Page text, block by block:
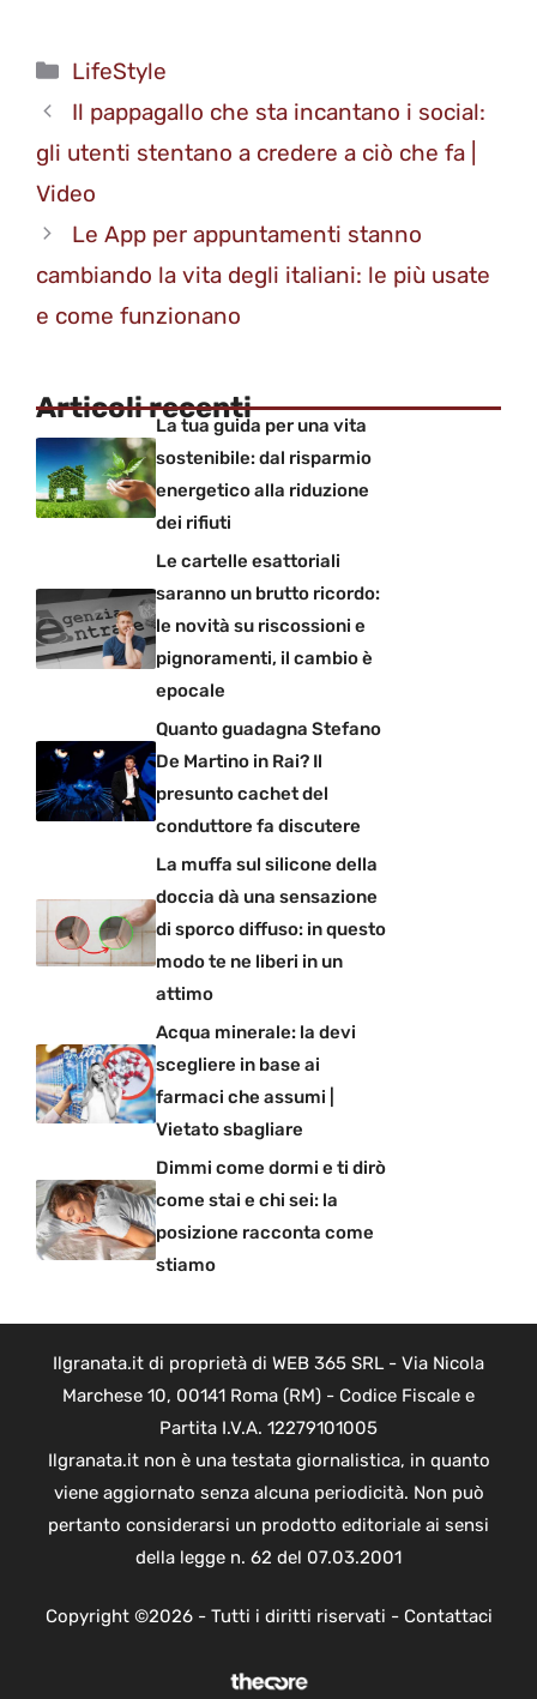
Categorie
LifeStyle
Il pappagallo che sta incantano i social:
gli utenti stentano a credere a ciò che fa |
Video
Le App per appuntamenti stanno
cambiando la vita degli italiani: le più usate
e come funzionano
Articoli recenti
La tua guida per una vita
sostenibile: dal risparmio
energetico alla riduzione
dei rifiuti
Le cartelle esattoriali
saranno un brutto ricordo:
le novità su riscossioni e
pignoramenti, il cambio è
epocale
Quanto guadagna Stefano
De Martino in Rai? Il
presunto cachet del
conduttore fa discutere
La muffa sul silicone della
doccia dà una sensazione
di sporco diffuso: in questo
modo te ne liberi in un
attimo
Acqua minerale: la devi
scegliere in base ai
farmaci che assumi |
Vietato sbagliare
Dimmi come dormi e ti dirò
come stai e chi sei: la
posizione racconta come
stiamo
Ilgranata.it di proprietà di WEB 365 SRL - Via Nicola
Marchese 10, 00141 Roma (RM) - Codice Fiscale e
Partita I.V.A. 12279101005
Ilgranata.it non è una testata giornalistica, in quanto
viene aggiornato senza alcuna periodicità. Non può
pertanto considerarsi un prodotto editoriale ai sensi
della legge n. 62 del 07.03.2001
Copyright ©2026 - Tutti i diritti riservati - Contattaci